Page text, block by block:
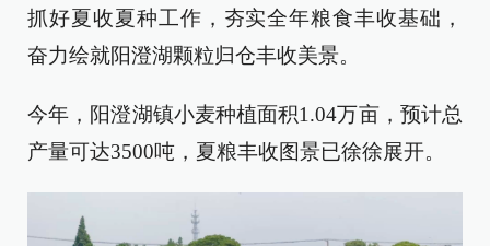
抓好夏收夏种工作，夯实全年粮食丰收基础，
奋力绘就阳澄湖颗粒归仓丰收美景。
今年，阳澄湖镇小麦种植面积1.04万亩，预计总
产量可达3500吨，夏粮丰收图景已徐徐展开。